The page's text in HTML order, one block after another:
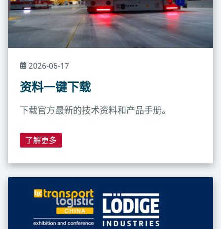
2026-06-17
资料一键下载
下载官方最新的技术资料和产品手册。
了解更多